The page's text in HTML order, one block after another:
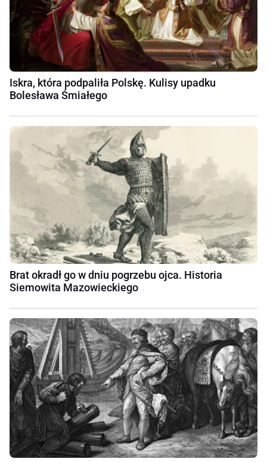
Iskra, która podpaliła Polskę. Kulisy upadku
Bolesława Śmiałego
Brat okradł go w dniu pogrzebu ojca. Historia
Siemowita Mazowieckiego